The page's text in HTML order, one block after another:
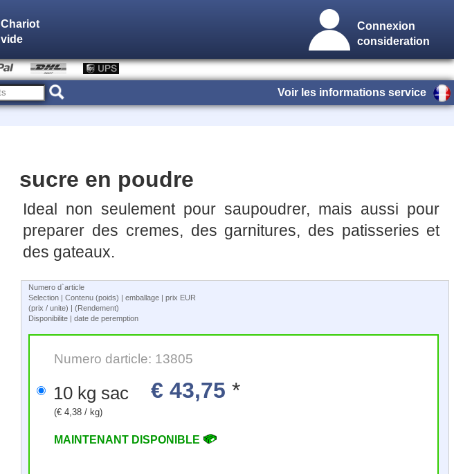
Chariot
vide
Connexion
consideration
Voir les informations service
sucre en poudre
Ideal non seulement pour saupoudrer, mais aussi pour
preparer des cremes, des garnitures, des patisseries et
des gateaux.
Numero d`article
Selection | Contenu (poids) | emballage | prix EUR
(prix / unite) | (Rendement)
Disponibilite | date de peremption
Numero darticle: 13805
10 kg sac € 43,75 *
(€ 4,38 / kg)
MAINTENANT DISPONIBLE